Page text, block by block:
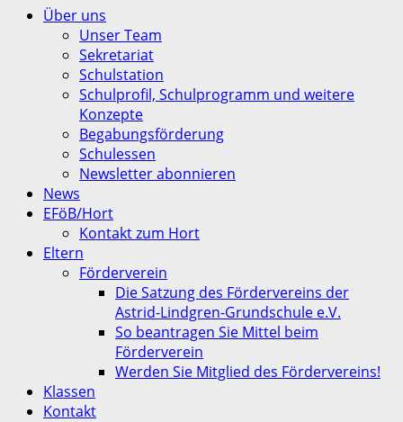
Nach Über uns
Unser Team
Sekretariat
Schulstation
Schulprofil, Schulprogramm und weitere
Konzepte
Begabungsförderung
Schulessen
Newsletter abonnieren
News
EFöB/Hort
Kontakt zum Hort
Eltern
Förderverein
Die Satzung des Fördervereins der
Astrid-Lindgren-Grundschule e.V.
So beantragen Sie Mittel beim
Förderverein
Werden Sie Mitglied des Fördervereins!
Klassen
Kontakt